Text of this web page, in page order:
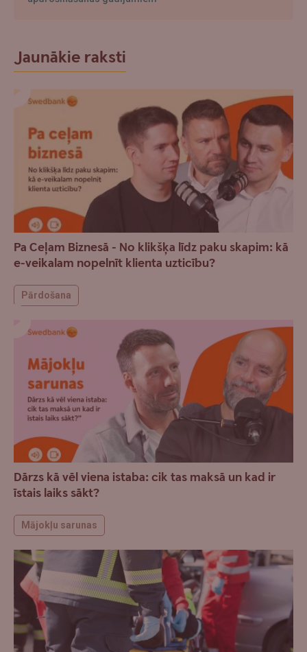
Jaunākie raksti
Pa Ceļam Biznesā - No klikšķa līdz paku skapim: kā
e-veikalam nopelnīt klienta uzticību?
Pārdošana
Dārzs kā vēl viena istaba: cik tas maksā un kad ir
īstais laiks sākt?
Mājokļu sarunas